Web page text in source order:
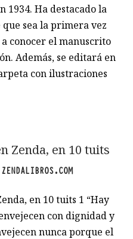
1934. Ha destacado la
sea la primera vez
conocer el manuscrito
Además, se editará en
con ilustraciones
Zenda, en 10 tuits
ZENDALIBROS.COM
en 10 tuits 1 “Hay
con dignidad y
nunca porque el